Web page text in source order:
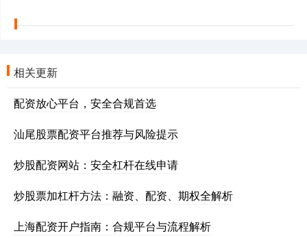
相关更新
配资放心平台，安全合规首选
汕尾股票配资平台推荐与风险提示
炒股配资网站：安全杠杆在线申请
炒股票加杠杆方法：融资、配资、期权全解析
上海配资开户指南：合规平台与流程解析